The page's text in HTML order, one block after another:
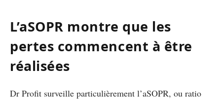
L’aSOPR montre que les
pertes commencent à être
réalisées
Dr Profit surveille particulièrement l’aSOPR, ou ratio